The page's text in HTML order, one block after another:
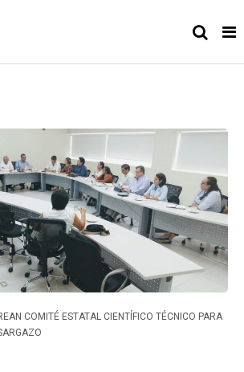
COMITÉ ESTATAL CIENTÍFICO TÉCNICO PARA